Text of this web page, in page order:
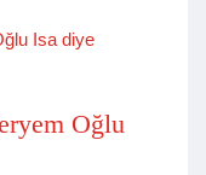
Oğlu